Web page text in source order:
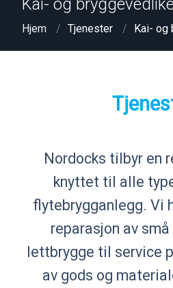
Kai- og
Hjem Tjenester Kai- og
Nordocks tilbyr en
knyttet til alle
flytebrygganlegg. Vi
reparasjon av
lettbrygge til service
av gods og